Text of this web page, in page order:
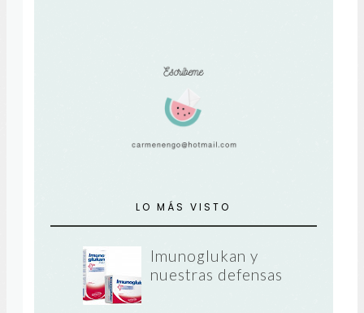
LO MÁS VISTO
Imunoglukan y
nuestras defensas